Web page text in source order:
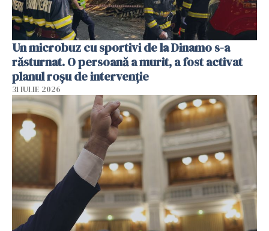
Un microbuz cu sportivi de la Dinamo s-a
răsturnat. O persoană a murit, a fost activat
planul roșu de intervenție
31 IULIE 2026